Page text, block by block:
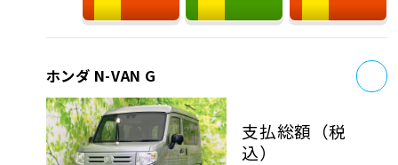
ホンダ N-VAN G
支払総額 （税
込）